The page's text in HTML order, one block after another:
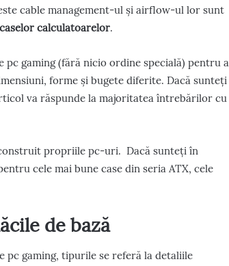
cable management-ul și airflow-ul lor sunt
calculatoarelor.
pc gaming (fără nicio ordine specială) pentru a
forme și bugete diferite. Dacă sunteți
va răspunde la majoritatea întrebărilor cu
propriile pc-uri. Dacă sunteți în
cele mai bune case din seria ATX, cele
de bază
gaming, tipurile se referă la detaliile